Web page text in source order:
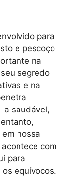
para
e pescoço
na
segredo
e na
a saudável,
nossa
com
para
equívocos.